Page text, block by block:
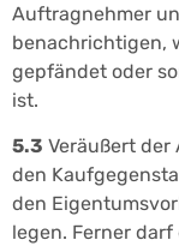
Auftragnehmer
benachrichtigen,
gepfändet oder
ist.
5.3 Veräußert der
den
den
legen. Ferner